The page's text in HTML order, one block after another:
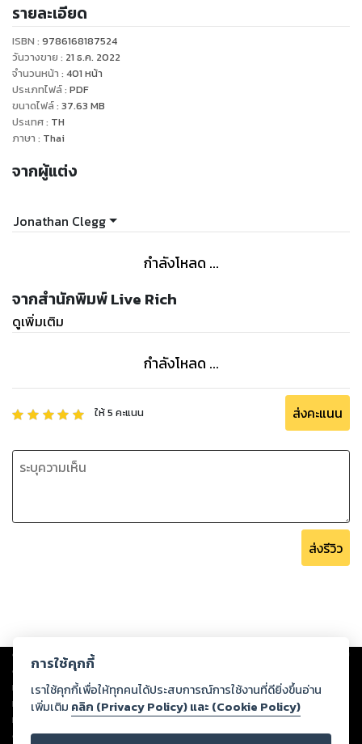
โด้ต่างก็เป็นนักเตะที่ดีที่สุดเหมือนกันในยุคของพวกเขา พิสูจน์ได้
จากถ้วยแชมป์มากมายที่พวกเขาเก็บสะสมมาตลอดอาชีพค้าแข้ง
รวมไปถึงรางวัลส่วนตัวจากหลายสถาบัน ซึ่งยากมาก ๆ ที่จะหาใคร
สักคนมาทำได้แบบนี้อีก
เรื่องราวของทั้งคู่ได้ถูกจารึกในหน้าประวัติศาสตร์วงการลูกหนังมา
โดยตลอด และก่อนที่เรื่องจะดำเนินไปถึงบทสุดท้าย เราจะมาทบท
ซึ่งผู้เขียน โจชัว โรบินสัน และ โจนาธาน เคล็กก์ นักข่าวจาก Wall
เรียงร้อยออกมาอย่างน่าประทับใจ
รายละเอียด
ISBN : 9786168187524
วันวางขาย : 21 ธ.ค. 2022
จำนวนหน้า : 401 หน้า
ประเภทไฟล์: PDF
ขนาดไฟล์: 37.63 MB
ประเทศ: TH
ภาษา : Thai
จากผู้แต่ง
Jonathan Clegg
กำลังโหลด ...
จากสำนักพิมพ์ Live Rich
ดูเพิ่มเติม
กำลังโหลด ...
ให้5 คะแนน ส่งคะแนน
ส่งรีวิว
Copyright © 2026
ต่อผลงานหรือเนื้อหาใดที่อัปโหลดผ่านเว็บไซต์และปรากฏว่าละเมิดสิทธิใน
ทรัพย์สินทางปัญญาของบุคคลอื่นหรือขัดต่อกฎหมายและศีลธรรม ดังนั้น ผู้อ่าน
ทุกท่านโปรดใช้วิจารณญาณในการกลั่นกรองด้วยตนเอง และหากท่านพบว่าส่วน
หนึ่งส่วนใดขัดต่อกฎหมายและศีลธรรม กรุณาแจ้งมายังบริษัท เพื่อทีมงานจะได้
ดำเนินการในทันที ทั้งนี้ ทางสตอรี่ล็อกขอสงวนลิขสิทธิ์ตามพระราชบัญญัติ
การใช้คุกกี้
เราใช้คุกกี้เพื่อให้ทุกคนได้ประสบการณ์การใช้งานที่ดียิ่งขึ้นอ่าน
เพิ่มเติม คลิก (Privacy Policy) และ (Cookie Policy)